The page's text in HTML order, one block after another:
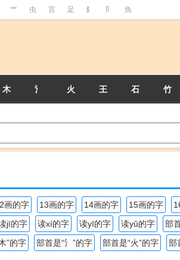
艹 虫 言 足 釒 阝 魚
木 氵 火 王 石 竹
画的字 13画的字 14画的字 15画的字
jī的字 读xí的字 读yī的字 读yǔ的字 部
”的字 部首是“氵”的字 部首是“火”的字 部